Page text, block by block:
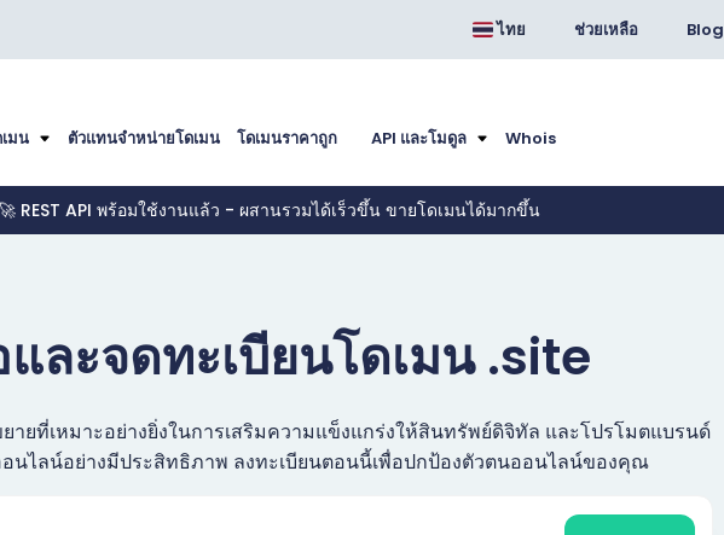
ไทย ช่วยเหลือ Blog
มน ตัวแทนจำหน่ายโดเมน โดเมนราคาถูก API และโมดูล Whois
🚀 REST API พร้อมใช้งานแล้ว - ผสานรวมได้เร็วขึ้น ขายโดเมนได้มากขึ้น
ละจดทะเบียนโดเมน .site
ายที่เหมาะอย่างยิ่งในการเสริมความแข็งแกร่งให้สินทรัพย์ดิจิทัล และโปรโมตแบรนด์
นไลน์อย่างมีประสิทธิภาพ ลงทะเบียนตอนนี้เพื่อปกป้องตัวตนออนไลน์ของคุณ